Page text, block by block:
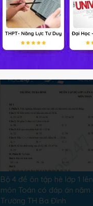
môn Toán có đáp án năm
Trường TH Hoàng Hoa
137.37 KB
Bộ 4 đề ôn tập hè lớp 1
môn Toán có đáp án năm
Trường TH Ba Đình